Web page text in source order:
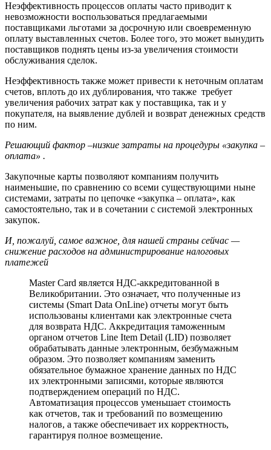
Неэффективность процессов оплаты часто приводит к
невозможности воспользоваться предлагаемыми
поставщиками льготами за досрочную или своевременную
оплату выставленных счетов. Более того, это может вынудить
поставщиков поднять цены из-за увеличения стоимости
обслуживания сделок.
Неэффективность также может привести к неточным оплатам
счетов, вплоть до их дублирования, что также требует
увеличения рабочих затрат как у поставщика, так и у
покупателя, на выявление дублей и возврат денежных средств
по ним.
Решающий фактор –низкие затраты на процедуры «закупка –
оплата» .
Закупочные карты позволяют компаниям получить
наименьшие, по сравнению со всеми существующими ныне
системами, затраты по цепочке «закупка – оплата», как
самостоятельно, так и в сочетании с системой электронных
закупок.
И, пожалуй, самое важное, для нашей страны сейчас —
снижение расходов на администрирование налоговых
платежей
Master Card является НДС-аккредитованной в
Великобритании. Это означает, что полученные из
системы (Smart Data OnLine) отчеты могут быть
использованы клиентами как электронные счета
для возврата НДС. Аккредитация таможенным
органом отчетов Line Item Detail (LID) позволяет
обрабатывать данные электронным, безбумажным
образом. Это позволяет компаниям заменить
обязательное бумажное хранение данных по НДС
их электронными записями, которые являются
подтверждением операций по НДС.
Автоматизация процессов уменьшает стоимость
как отчетов, так и требований по возмещению
налогов, а также обеспечивает их корректность,
гарантируя полное возмещение.